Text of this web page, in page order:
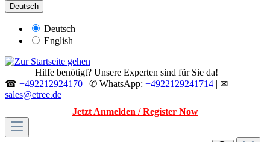
Deutsch
Deutsch
English
Hilfe benötigt? Unsere Experten sind für Sie da!
☎ +492212924170 | ✆ WhatsApp: +4922129241714 | ✉
sales@etree.de
Jetzt Anmelden / Register Now